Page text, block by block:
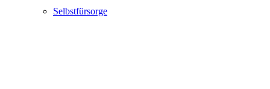
Selbstfürsorge